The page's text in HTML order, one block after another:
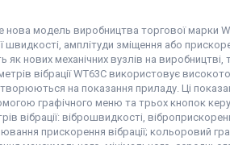
нова модель виробництва торгової марки
амплітуди зміщення або
як нових механічних вузлів на виробництві,
вібрації WT63C використовує
на показання приладу. Ці
графічного меню та трьох кнопок
вібрації: віброшвидкості,
прискорення вібрації; кольоровий